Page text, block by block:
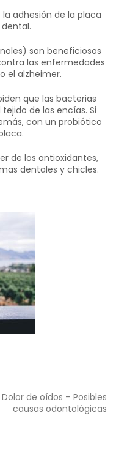
adhesión de la placa
son beneficiosos
las enfermedades
el alzheimer.
que las bacterias
de las encías. Si
con un probiótico
de los antioxidantes,
dentales y chicles.
Dolor de oídos – Posibles
causas odontológicas